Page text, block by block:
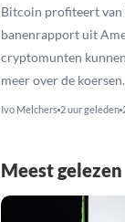
Bitcoin profiteert
banenrapport uit
cryptomunten kunnen
meer over de koersen.
Ivo Melchers 2 uur geleden
Meest gelezen